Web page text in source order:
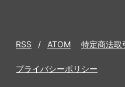
RSS / ATOM 特定商法取
プライバシーポリシー